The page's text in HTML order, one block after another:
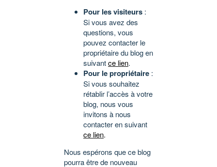
Pour les visiteurs :
Si vous avez des
questions, vous
pouvez contacter le
propriétaire du blog en
suivantce lien.
Pour le propriétaire :
Si vous souhaitez
rétablir l’accès à votre
blog, nous vous
invitons à nous
contacter en suivant
ce lien.
Nous espérons que ce blog
pourra être de nouveau